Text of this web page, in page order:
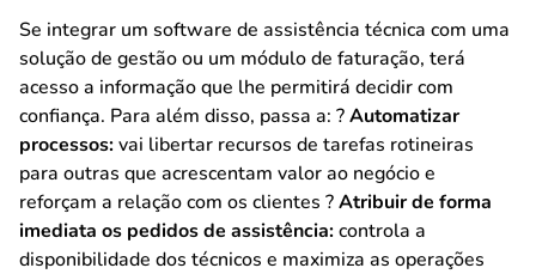
Se integrar um software de assistência técnica com uma
solução de gestão ou um módulo de faturação, terá
acesso a informação que lhe permitirá decidir com
confiança. Para além disso, passa a: ?Automatizar
processos:vai libertar recursos de tarefas rotineiras
para outras que acrescentam valor ao negócio e
reforçam a relação com os clientes ?Atribuir de forma
imediata os pedidos de assistência:controla a
disponibilidade dos técnicos e maximiza as operações